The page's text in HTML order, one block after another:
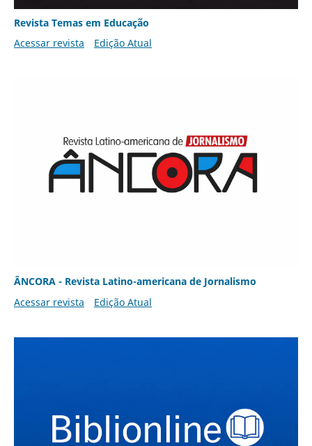
Revista Temas em Educação
Acessar revista
Edição Atual
ÂNCORA - Revista Latino-americana de Jornalismo
Acessar revista
Edição Atual